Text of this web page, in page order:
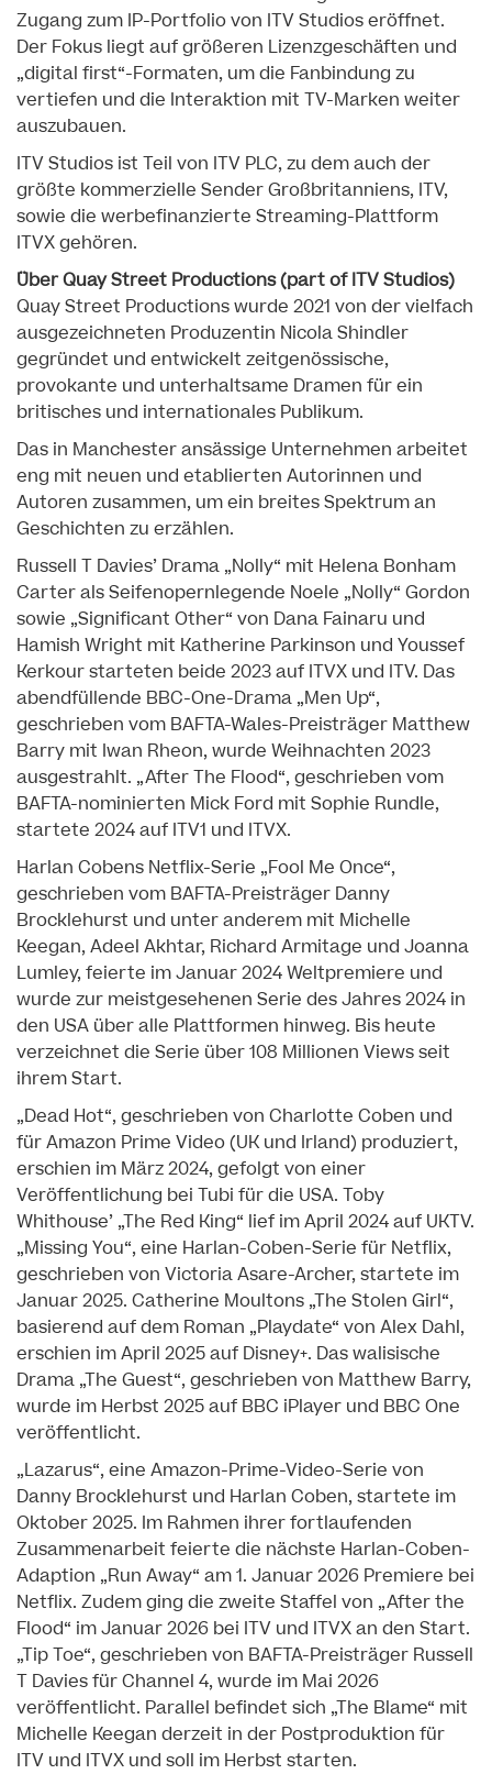
Zugang zum IP-Portfolio von ITV Studios eröffnet.
Der Fokus liegt auf größeren Lizenzgeschäften und
„digital first“-Formaten, um die Fanbindung zu
vertiefen und die Interaktion mit TV-Marken weiter
auszubauen.
ITV Studios ist Teil von ITV PLC, zu dem auch der
größte kommerzielle Sender Großbritanniens, ITV,
sowie die werbefinanzierte Streaming-Plattform
ITVX gehören.
Über Quay Street Productions (part of ITV Studios)
Quay Street Productions wurde 2021 von der vielfach
ausgezeichneten Produzentin Nicola Shindler
gegründet und entwickelt zeitgenössische,
provokante und unterhaltsame Dramen für ein
britisches und internationales Publikum.
Das in Manchester ansässige Unternehmen arbeitet
eng mit neuen und etablierten Autorinnen und
Autoren zusammen, um ein breites Spektrum an
Geschichten zu erzählen.
Russell T Davies’ Drama „Nolly“ mit Helena Bonham
Carter als Seifenopernlegende Noele „Nolly“ Gordon
sowie „Significant Other“ von Dana Fainaru und
Hamish Wright mit Katherine Parkinson und Youssef
Kerkour starteten beide 2023 auf ITVX und ITV. Das
abendfüllende BBC-One-Drama „Men Up“,
geschrieben vom BAFTA-Wales-Preisträger Matthew
Barry mit Iwan Rheon, wurde Weihnachten 2023
ausgestrahlt. „After The Flood“, geschrieben vom
BAFTA-nominierten Mick Ford mit Sophie Rundle,
startete 2024 auf ITV1 und ITVX.
Harlan Cobens Netflix-Serie „Fool Me Once“,
geschrieben vom BAFTA-Preisträger Danny
Brocklehurst und unter anderem mit Michelle
Keegan, Adeel Akhtar, Richard Armitage und Joanna
Lumley, feierte im Januar 2024 Weltpremiere und
wurde zur meistgesehenen Serie des Jahres 2024 in
den USA über alle Plattformen hinweg. Bis heute
verzeichnet die Serie über 108 Millionen Views seit
ihrem Start.
„Dead Hot“, geschrieben von Charlotte Coben und
für Amazon Prime Video (UK und Irland) produziert,
erschien im März 2024, gefolgt von einer
Veröffentlichung bei Tubi für die USA. Toby
Whithouse’ „The Red King“ lief im April 2024 auf UKTV.
„Missing You“, eine Harlan-Coben-Serie für Netflix,
geschrieben von Victoria Asare-Archer, startete im
Januar 2025. Catherine Moultons „The Stolen Girl“,
basierend auf dem Roman „Playdate“ von Alex Dahl,
erschien im April 2025 auf Disney+. Das walisische
Drama „The Guest“, geschrieben von Matthew Barry,
wurde im Herbst 2025 auf BBC iPlayer und BBC One
veröffentlicht.
„Lazarus“, eine Amazon-Prime-Video-Serie von
Danny Brocklehurst und Harlan Coben, startete im
Oktober 2025. Im Rahmen ihrer fortlaufenden
Zusammenarbeit feierte die nächste Harlan-Coben-
Adaption „Run Away“ am 1. Januar 2026 Premiere bei
Netflix. Zudem ging die zweite Staffel von „After the
Flood“ im Januar 2026 bei ITV und ITVX an den Start.
„Tip Toe“, geschrieben von BAFTA-Preisträger Russell
T Davies für Channel 4, wurde im Mai 2026
veröffentlicht. Parallel befindet sich „The Blame“ mit
Michelle Keegan derzeit in der Postproduktion für
ITV und ITVX und soll im Herbst starten.